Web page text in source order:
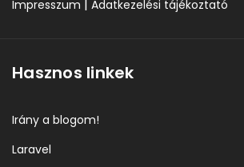
Impresszum | Adatkezelési tájékoztató
Hasznos linkek
Irány a blogom!
Laravel